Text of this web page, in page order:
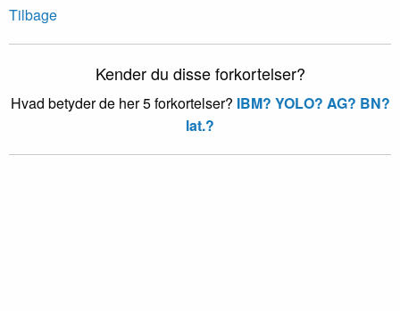
Tilbage
Kender du disse forkortelser?
Hvad betyder de her 5 forkortelser? IBM? YOLO? AG? BN?
lat.?